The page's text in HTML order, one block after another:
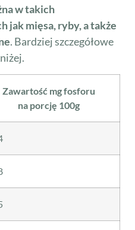
w takich
jak mięsa, ryby, a także
. Bardziej szczegółowe
Zawartość mg fosforu
na porcję 100g